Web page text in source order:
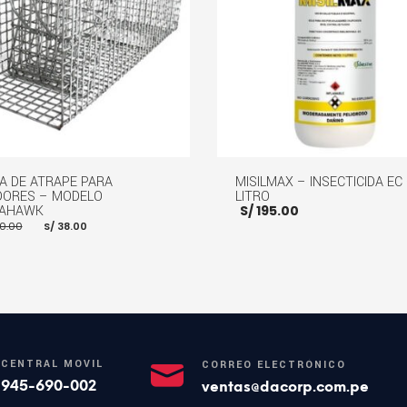
DE ATRAPE PARA
– MODELO
El
precio
S/38.00
MISILMAX – INSECTICIDA EC
LITRO
S/195.00
CENTRAL MÓVIL
945-690-002
CORREO ELECTRÓNICO
ventas@dacorp.com.pe